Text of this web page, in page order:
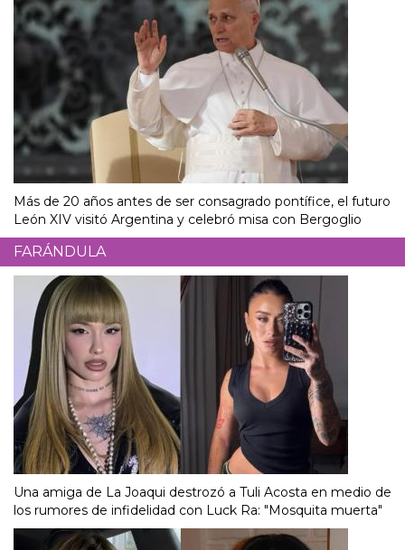
Más de 20 años antes de ser consagrado pontífice, el futuro
León XIV visitó Argentina y celebró misa con Bergoglio
FARÁNDULA
Una amiga de La Joaqui destrozó a Tuli Acosta en medio de
los rumores de infidelidad con Luck Ra: "Mosquita muerta"